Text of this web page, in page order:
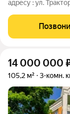
адресу : ул.
гардеробная,
состоянии,
14 000 000
105,2 м² 3-комн.